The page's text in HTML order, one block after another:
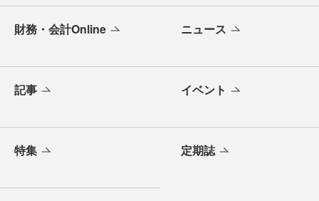
財務・会計Online ニュース
記事 イベント
特集 定期誌